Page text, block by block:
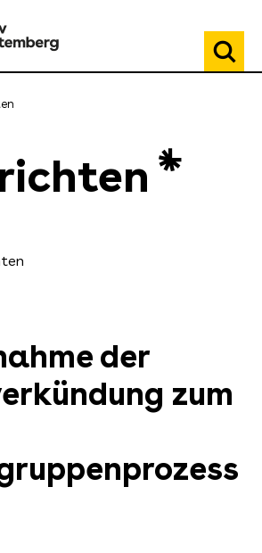
der
zum